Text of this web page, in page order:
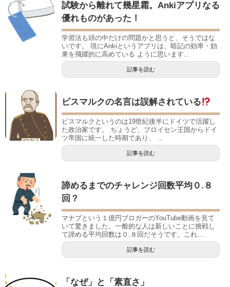
試験から離れて幾星霜。Ankiアプリなる
優れものがあった！
学習法も頭の中だけの問題かと思うと、そうではな
いです。 現にAnkiというアプリは、暗記の効率・効
果を飛躍的に高めている ように思います...
記事を読む
ビスマルクの名言は誤解されている
ビスマルクというのは19世紀後半にドイツで活躍し
た政治家です。 ちょうど、プロイセン王国からドイ
ツ帝国に統一した時期であり、 ...
記事を読む
諦めるまでのチャレンジ回数平均０.８
回？
マナブという１億円ブロガーのYouTube動画を見て
いて驚きました。一般的な人は新しいことに挑戦し
て諦める平均回数は０.８回だそうです。これ...
記事を読む
「なぜ」と「素直さ」